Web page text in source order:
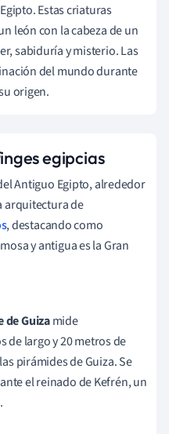
Estas criaturas
león con la cabeza de un
sabiduría y misterio. Las
del mundo durante
origen.
egipcias
Antiguo Egipto, alrededor
arquitectura de
, destacando como
y antigua es la Gran
de Guizamide
de largo y 20 metros de
pirámides de Guiza. Se
el reinado de Kefrén, un